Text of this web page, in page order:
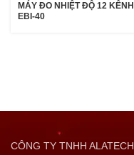
MÁY ĐO NHIỆT ĐỘ 12 KÊNH
EBI-40
CÔNG TY TNHH ALATECH